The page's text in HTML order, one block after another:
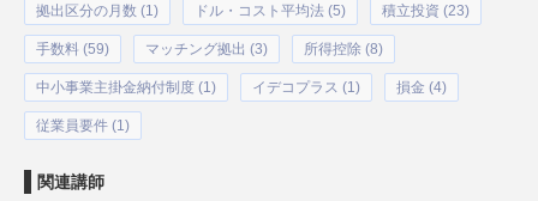
拠出区分の月数 (1) ドル・コスト平均法 (5) 積立投資 (23)
手数料 (59) マッチング拠出 (3) 所得控除 (8)
中小事業主掛金納付制度 (1) イデコプラス (1) 損金 (4)
従業員要件 (1)
関連講師